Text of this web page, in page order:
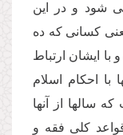
شود و در این
كسانى كه ده
ایشان ارتباط
با احكام اسلام
سالها از آنها
كلى فقه و